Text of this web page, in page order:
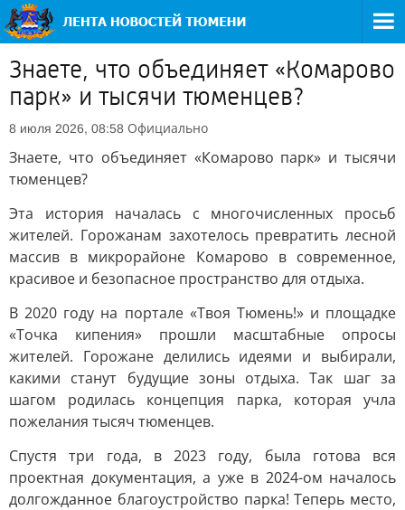
Знаете, что объединяет «Комарово
парк» и тысячи тюменцев?
8 июля 2026, 08:58 Официально
Знаете, что объединяет «Комарово парк» и тысячи
тюменцев?
Эта история началась с многочисленных просьб
жителей. Горожанам захотелось превратить лесной
массив в микрорайоне Комарово в современное,
красивое и безопасное пространство для отдыха.
В 2020 году на портале «Твоя Тюмень!» и площадке
«Точка кипения» прошли масштабные опросы
жителей. Горожане делились идеями и выбирали,
какими станут будущие зоны отдыха. Так шаг за
шагом родилась концепция парка, которая учла
пожелания тысяч тюменцев.
Спустя три года, в 2023 году, была готова вся
проектная документация, а уже в 2024-ом началось
долгожданное благоустройство парка! Теперь место,